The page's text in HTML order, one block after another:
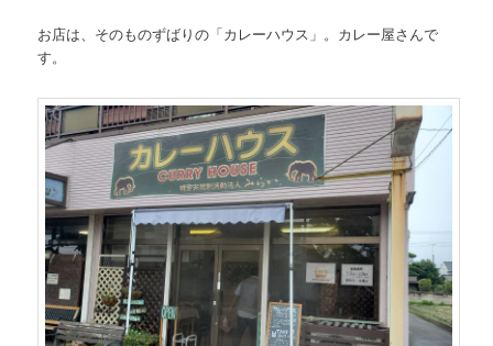
お店は、そのものずばりの「カレーハウス」。カレー屋さんで
す。